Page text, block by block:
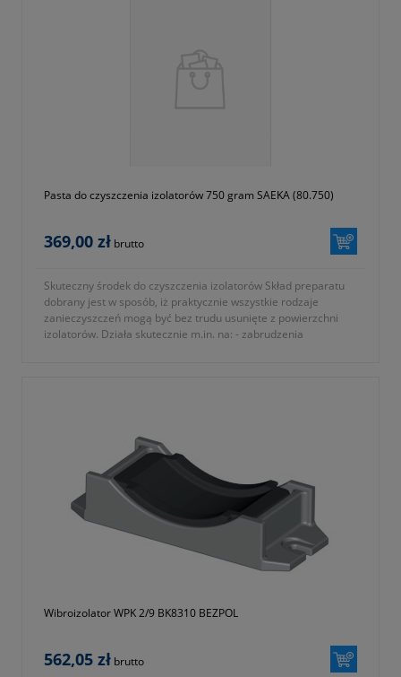
Pasta do czyszczenia izolatorów 750 gram SAEKA (80.750)
369,00 zł brutto
Skuteczny środek do czyszczenia izolatorów Skład preparatu
dobrany jest w sposób, iż praktycznie wszystkie rodzaje
zanieczyszczeń mogą być bez trudu usunięte z powierzchni
izolatorów. Działa skutecznie m.in. na: - zabrudzenia
Wibroizolator WPK 2/9 BK8310 BEZPOL
562,05 zł brutto